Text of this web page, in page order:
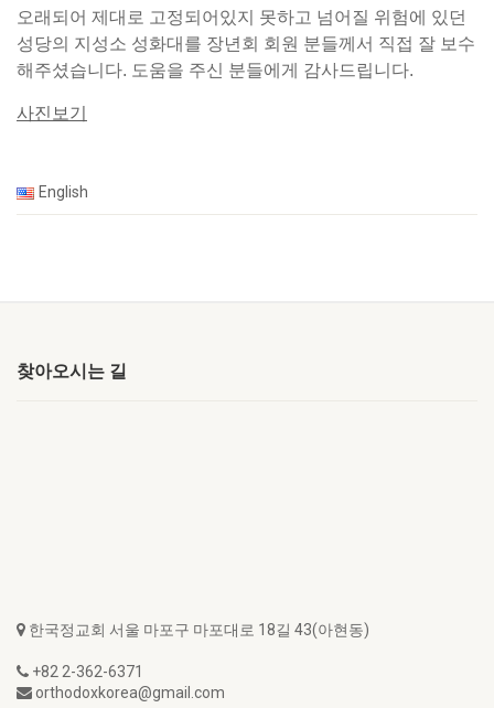
오래되어 제대로 고정되어있지 못하고 넘어질 위험에 있던
성당의 지성소 성화대를 장년회 회원 분들께서 직접 잘 보수
해주셨습니다. 도움을 주신 분들에게 감사드립니다.
사진보기
English
찾아오시는 길
한국정교회 서울 마포구 마포대로 18길 43(아현동)
+82 2-362-6371
orthodoxkorea@gmail.com